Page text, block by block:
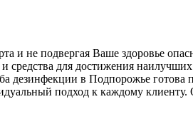
и не подвергая Ваше здоровье
для достижения
в Подпорожье готова
подход к каждому